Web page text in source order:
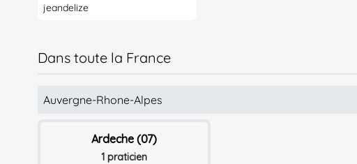
jeandelize
Dans toute la France
Auvergne-Rhone-Alpes
Ardeche (07)
1 praticien